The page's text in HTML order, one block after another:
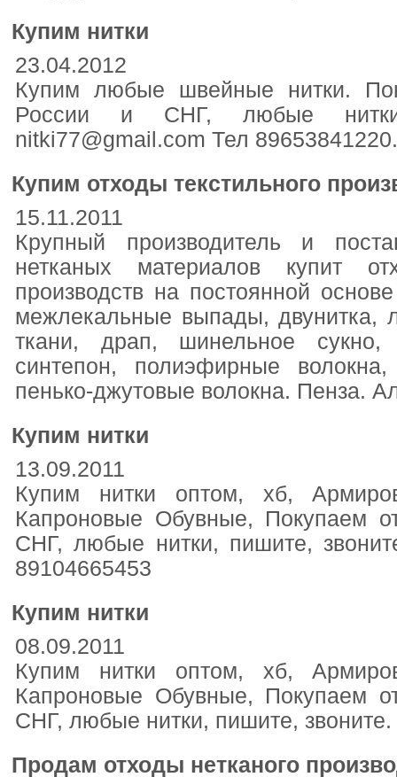
Купим нитки
23.04.2012
Купим любые швейные нитки.
России и СНГ, любые
nitki77@gmail.com Тел
Купим отходы текстильного
15.11.2011
Крупный производитель и
нетканых материалов купит
производств на постоянной
межлекальные выпады, двунитка,
ткани, драп, шинельное сукно,
синтепон, полиэфирные
пенько-джутовые волокна. Пенза.
Купим нитки
13.09.2011
Купим нитки оптом, хб,
Капроновые Обувные, Покупаем
СНГ, любые нитки, пишите,
89104665453
Купим нитки
08.09.2011
Купим нитки оптом, хб,
Капроновые Обувные, Покупаем
СНГ, любые нитки, пишите, звоните.
Продам отходы нетканого